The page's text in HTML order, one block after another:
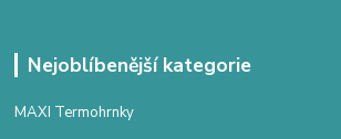
Nejoblíbenější kategorie
MAXI Termohrnky